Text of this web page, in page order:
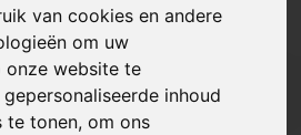
van cookies en andere
om uw
website te
inhoud
te tonen, om ons
met Aarde A+B